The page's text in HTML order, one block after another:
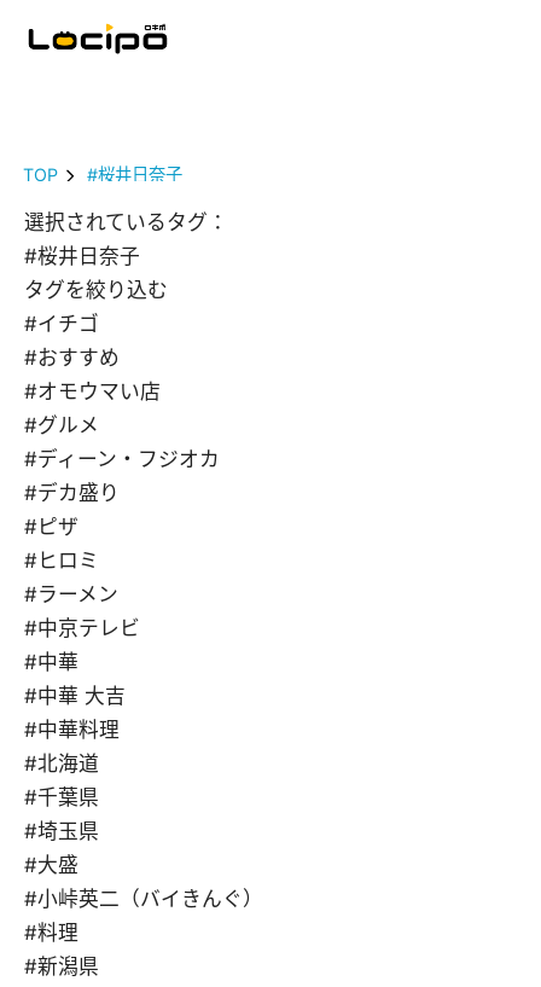
TOP #桜井日奈子
選択されているタグ：
#桜井日奈子
タグを絞り込む
#イチゴ
#おすすめ
#オモウマい店
#グルメ
#ディーン・フジオカ
#デカ盛り
#ピザ
#ヒロミ
#ラーメン
#中京テレビ
#中華
#中華 大吉
#中華料理
#北海道
#千葉県
#埼玉県
#大盛
#小峠英二（バイきんぐ）
#料理
#新潟県